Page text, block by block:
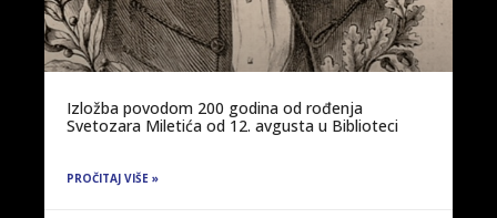
Izložba povodom 200 godina od rođenja
Svetozara Miletića od 12. avgusta u Biblioteci
PROČITAJ VIŠE »